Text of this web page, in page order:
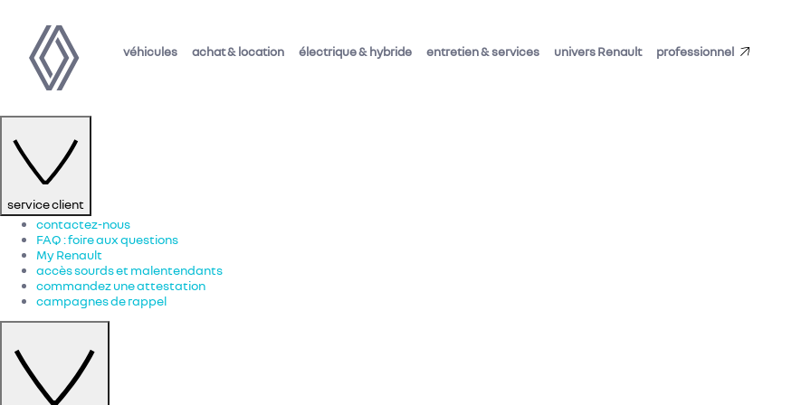
véhicules achat & location électrique & hybride entretien & services univers Renault professionnel
service client
contactez-nous
FAQ : foire aux questions
My Renault
accès sourds et malentendants
commandez une attestation
campagnes de rappel